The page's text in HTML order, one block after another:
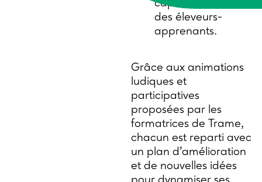
capter l’attention
des éleveurs-
apprenants.
Grâce aux animations
ludiques et
participatives
proposées par les
formatrices de Trame,
chacun est reparti avec
un plan d’amélioration
et de nouvelles idées